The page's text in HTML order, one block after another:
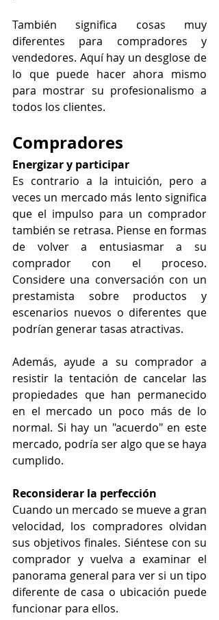
También significa cosas muy
diferentes para compradores y
vendedores. Aquí hay un desglose de
lo que puede hacer ahora mismo
para mostrar su profesionalismo a
todos los clientes.
Compradores
Energizar y participar
Es contrario a la intuición, pero a
veces un mercado más lento significa
que el impulso para un comprador
también se retrasa. Piense en formas
de volver a entusiasmar a su
comprador con el proceso.
Considere una conversación con un
prestamista sobre productos y
escenarios nuevos o diferentes que
podrían generar tasas atractivas.
Además, ayude a su comprador a
resistir la tentación de cancelar las
propiedades que han permanecido
en el mercado un poco más de lo
normal. Si hay un "acuerdo" en este
mercado, podría ser algo que se haya
cumplido.
Reconsiderar la perfección
Cuando un mercado se mueve a gran
velocidad, los compradores olvidan
sus objetivos finales. Siéntese con su
comprador y vuelva a examinar el
panorama general para ver si un tipo
diferente de casa o ubicación puede
funcionar para ellos.